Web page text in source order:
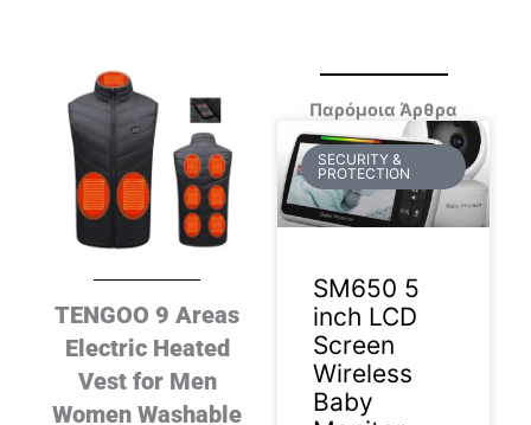
TENGOO 9 Areas
Electric Heated
Vest for Men
Women Washable
Παρόμοια Άρθρα
SECURITY &
PROTECTION
SM650 5
inch LCD
Screen
Wireless
Baby